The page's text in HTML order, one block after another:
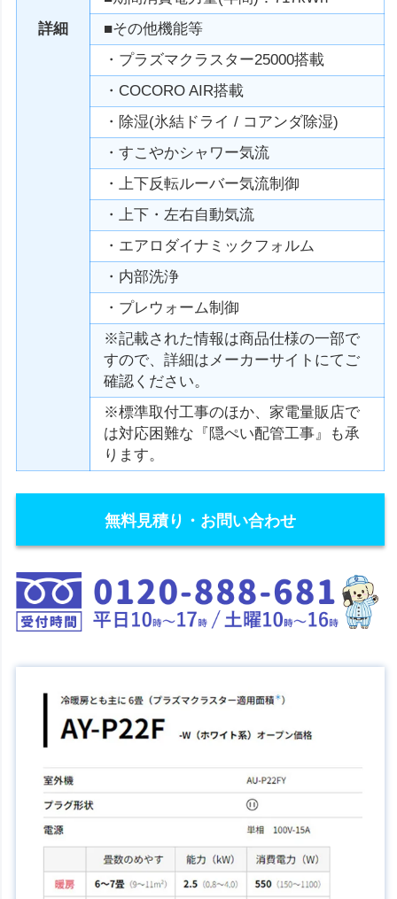
詳細
■その他機能等
・プラズマクラスター25000搭載
・COCORO AIR搭載
・除湿(氷結ドライ / コアンダ除湿)
・すこやかシャワー気流
・上下反転ルーバー気流制御
・上下・左右自動気流
・エアロダイナミックフォルム
・内部洗浄
・プレウォーム制御
※記載された情報は商品仕様の一部で
すので、詳細はメーカーサイトにてご
確認ください。
※標準取付工事のほか、家電量販店で
は対応困難な『隠ぺい配管工事』も承
ります。
無料見積り・お問い合わせ